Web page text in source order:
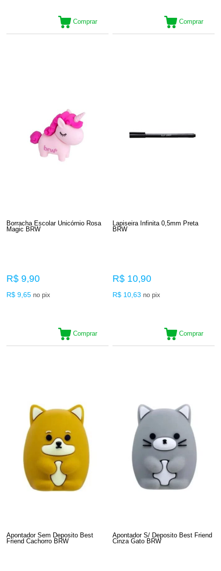
Comprar Comprar
Borracha Escolar Unicórnio Rosa
Magic BRW
R$ 9,90
R$ 9,65 no pix
Comprar
Lapiseira Infinita 0,5mm Preta
BRW
R$ 10,90
R$ 10,63 no pix
Comprar
Apontador Sem Deposito Best
Friend Cachorro BRW
Apontador S/ Deposito Best Friend
Cinza Gato BRW